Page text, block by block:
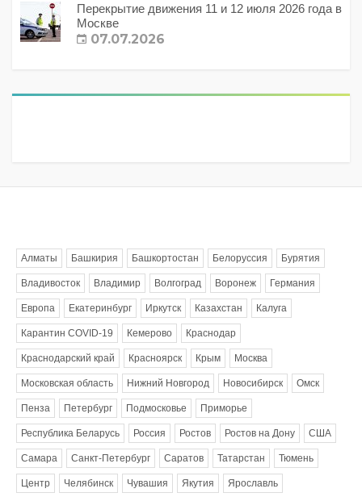
Перекрытие движения 11 и 12 июля 2026 года в
Москве
07.07.2026
Алматы Башкирия Башкортостан Белоруссия Бурятия
Владивосток Владимир Волгоград Воронеж Германия
Европа Екатеринбург Иркутск Казахстан Калуга
Карантин COVID-19 Кемерово Краснодар
Краснодарский край Красноярск Крым Москва
Московская область Нижний Новгород Новосибирск Омск
Пенза Петербург Подмосковье Приморье
Республика Беларусь Россия Ростов Ростов на Дону США
Самара Санкт-Петербург Саратов Татарстан Тюмень
Центр Челябинск Чувашия Якутия Ярославль